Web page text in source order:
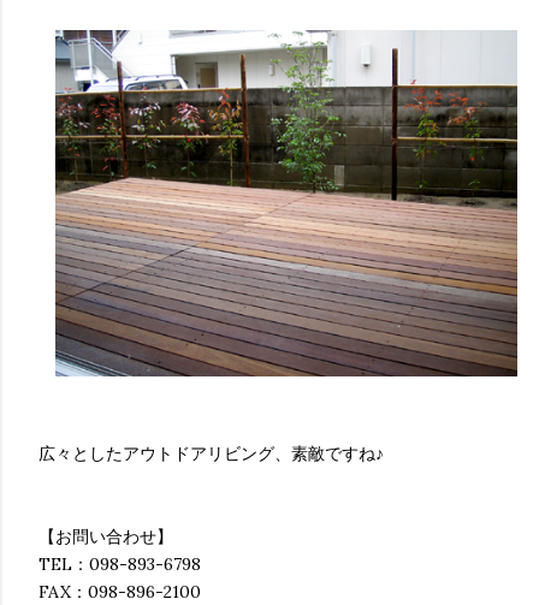
広々としたアウトドアリビング、素敵ですね♪
【お問い合わせ】
TEL：098-893-6798
FAX：098-896-2100